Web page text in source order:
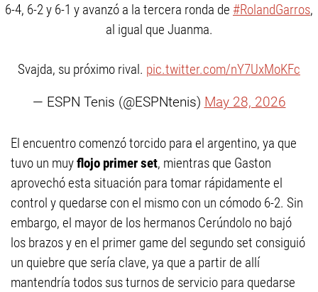
6-4, 6-2 y 6-1 y avanzó a la tercera ronda de #RolandGarros,
al igual que Juanma.
Svajda, su próximo rival. pic.twitter.com/nY7UxMoKFc
— ESPN Tenis (@ESPNtenis) May 28, 2026
El encuentro comenzó torcido para el argentino, ya que
tuvo un muyflojo primer set, mientras que Gaston
aprovechó esta situación para tomar rápidamente el
control y quedarse con el mismo con un cómodo 6-2. Sin
embargo, el mayor de los hermanos Cerúndolo no bajó
los brazos y en el primer game del segundo set consiguió
un quiebre que sería clave, ya que a partir de allí
mantendría todos sus turnos de servicio para quedarse